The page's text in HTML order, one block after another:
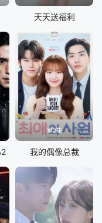
天天送福利
第2集
我的偶像总裁